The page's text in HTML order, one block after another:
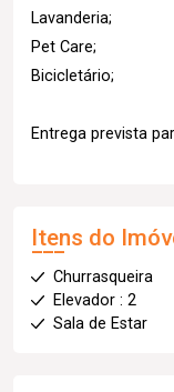
Lavanderia;
Pet Care;
Bicicletário;
Entrega prevista
Itens do
Churrasqueira
Elevador : 2
Sala de Estar